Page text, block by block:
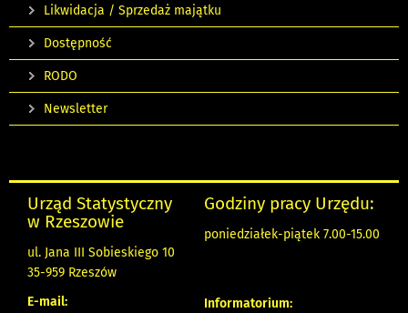
Likwidacja / Sprzedaż majątku
Dostępność
RODO
Newsletter
Urząd Statystyczny
w Rzeszowie
ul. Jana III Sobieskiego 10
35-959 Rzeszów
E-mail:
Godziny pracy Urzędu:
poniedziałek-piątek 7.00-15.00
Informatorium: